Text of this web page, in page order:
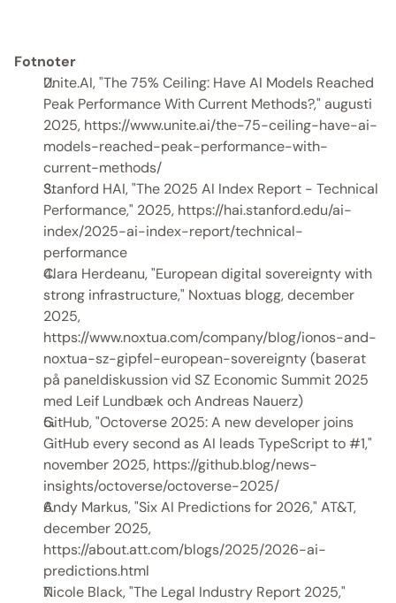
Fotnoter
Unite.AI, "The 75% Ceiling: Have AI Models Reached
Peak Performance With Current Methods?," augusti
2025, https://www.unite.ai/the-75-ceiling-have-ai-
models-reached-peak-performance-with-
current-methods/
Stanford HAI, "The 2025 AI Index Report - Technical
Performance," 2025, https://hai.stanford.edu/ai-
index/2025-ai-index-report/technical-
performance
Clara Herdeanu, "European digital sovereignty with
strong infrastructure," Noxtuas blogg, december
2025,
https://www.noxtua.com/company/blog/ionos-and-
noxtua-sz-gipfel-european-sovereignty (baserat
på paneldiskussion vid SZ Economic Summit 2025
med Leif Lundbæk och Andreas Nauerz)
GitHub, "Octoverse 2025: A new developer joins
GitHub every second as AI leads TypeScript to #1,"
november 2025, https://github.blog/news-
insights/octoverse/octoverse-2025/
Andy Markus, "Six AI Predictions for 2026," AT&T,
december 2025,
https://about.att.com/blogs/2025/2026-ai-
predictions.html
Nicole Black, "The Legal Industry Report 2025,"